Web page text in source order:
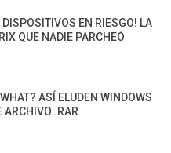
EN RIESGO! LA
QUE NADIE PARCHEÓ
ASÍ ELUDEN WINDOWS
ARCHIVO .RAR